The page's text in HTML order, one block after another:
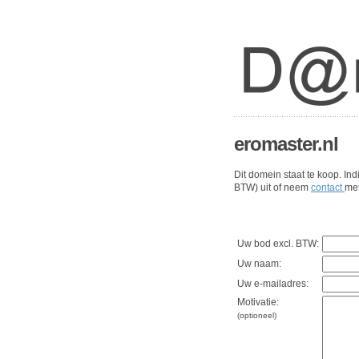
eromaster.nl
Dit domein staat te koop.
BTW) uit of neem contact
Uw bod excl. BTW:
Uw naam:
Uw e-mailadres:
Motivatie:
(optioneel)